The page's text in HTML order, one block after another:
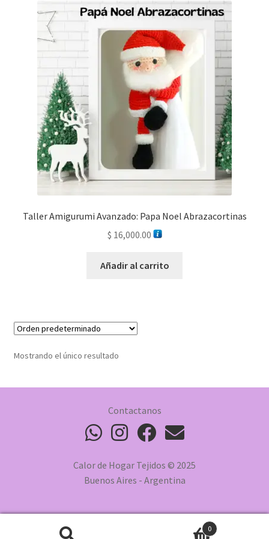
Taller Amigurumi Avanzado: Papa Noel Abrazacortinas
$ 16,000.00
Añadir al carrito
Mostrando el único resultado
Contactanos
Calor de Hogar Tejidos © 2025
Buenos Aires - Argentina
0